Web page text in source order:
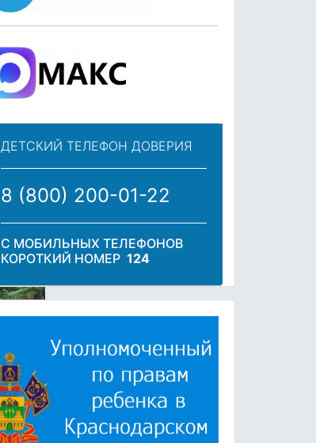
ДЕТСКИЙ ТЕЛЕФОН ДОВЕРИЯ
8 (800) 200-01-22
С МОБИЛЬНЫХ ТЕЛЕФОНОВ
КОРОТКИЙ НОМЕР 124